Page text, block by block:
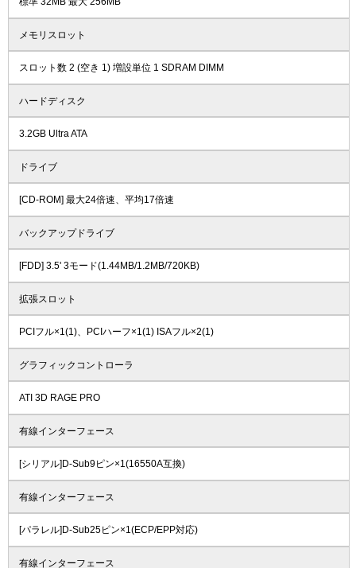
メモリスロット
スロット数 2 (空き 1) 増設単位 1 SDRAM DIMM
ハードディスク
3.2GB Ultra ATA
ドライブ
[CD-ROM] 最大24倍速、平均17倍速
バックアップドライブ
[FDD] 3.5' 3モード(1.44MB/1.2MB/720KB)
拡張スロット
PCIフル×1(1)、PCIハーフ×1(1) ISAフル×2(1)
グラフィックコントローラ
ATI 3D RAGE PRO
有線インターフェース
[シリアル]D-Sub9ピン×1(16550A互換)
有線インターフェース
[パラレル]D-Sub25ピン×1(ECP/EPP対応)
有線インターフェース